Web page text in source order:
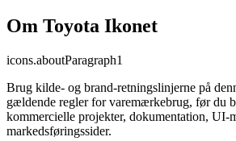
Om Toyota Ikonet
icons.aboutParagraph1
Brug kilde- og brand-retningslinjerne på
gældende regler for varemærkebrug, før du
kommercielle projekter, dokumentation, UI-
markedsføringssider.